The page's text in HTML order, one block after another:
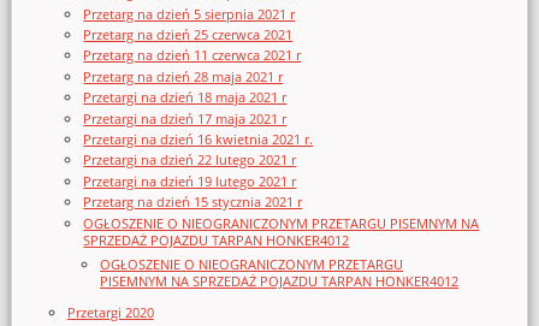
Przetarg na dzień 5 sierpnia 2021 r
Przetarg na dzień 25 czerwca 2021
Przetarg na dzień 11 czerwca 2021 r
Przetarg na dzień 28 maja 2021 r
Przetargi na dzień 18 maja 2021 r
Przetargi na dzień 17 maja 2021 r
Przetargi na dzień 16 kwietnia 2021 r.
Przetargi na dzień 22 lutego 2021 r
Przetargi na dzień 19 lutego 2021 r
Przetarg na dzień 15 stycznia 2021 r
OGŁOSZENIE O NIEOGRANICZONYM PRZETARGU PISEMNYM NA
SPRZEDAŻ POJAZDU TARPAN HONKER4012
OGŁOSZENIE O NIEOGRANICZONYM PRZETARGU
PISEMNYM NA SPRZEDAŻ POJAZDU TARPAN HONKER4012
Przetargi 2020